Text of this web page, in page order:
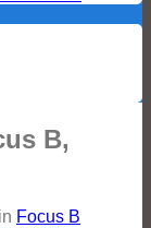
B,
in Focus B